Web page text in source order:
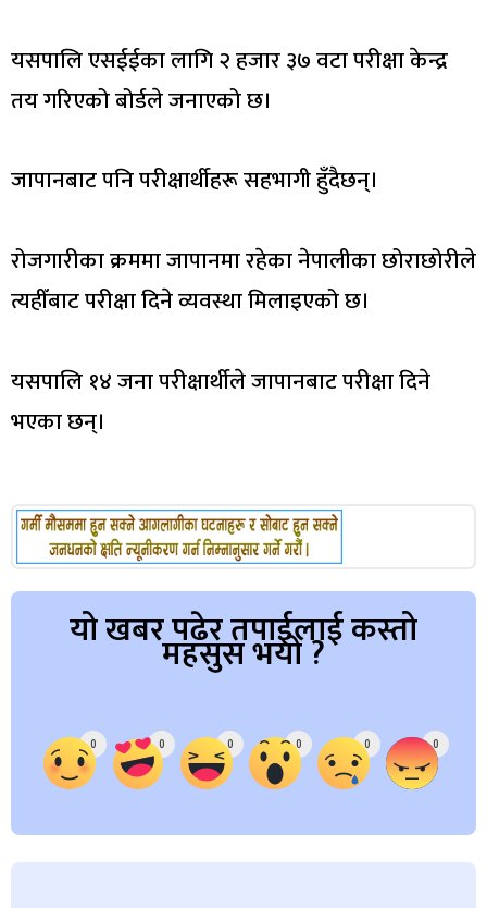
यसपालि एसईईका लागि २ हजार ३७ वटा परीक्षा केन्द्र
तय गरिएको बोर्डले जनाएको छ।
जापानबाट पनि परीक्षार्थीहरू सहभागी हुँदैछन्।
रोजगारीका क्रममा जापानमा रहेका नेपालीका छोराछोरीले
त्यहीँबाट परीक्षा दिने व्यवस्था मिलाइएको छ।
यसपालि १४ जना परीक्षार्थीले जापानबाट परीक्षा दिने
भएका छन्।
यो खबर पढेर तपाईलाई कस्तो
महसुस भयो ?
0 0 0 0 0 0